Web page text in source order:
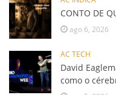
CONTO DE
ago 6, 2026
AC TECH
David
como o